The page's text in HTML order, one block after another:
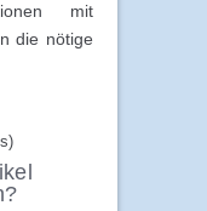
mit
die nötige